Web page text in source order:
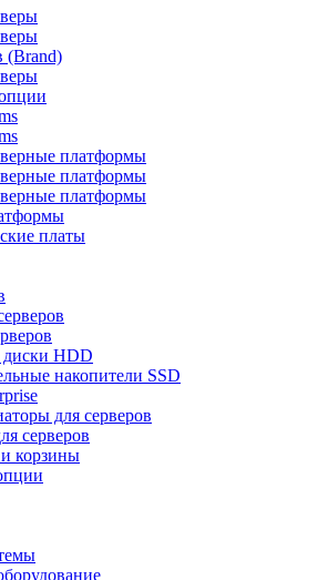
(Brand)
платформы
платформы
платформы
платы
диски HDD
накопители SSD
для серверов
серверов
корзины